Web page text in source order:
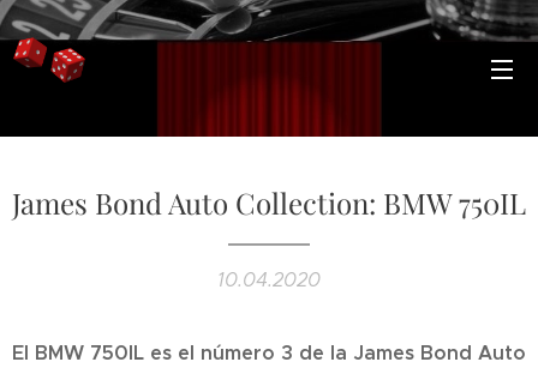
James Bond Auto Collection: BMW 750IL
10.04.2020
El BMW 750IL es el número 3 de la James Bond Auto